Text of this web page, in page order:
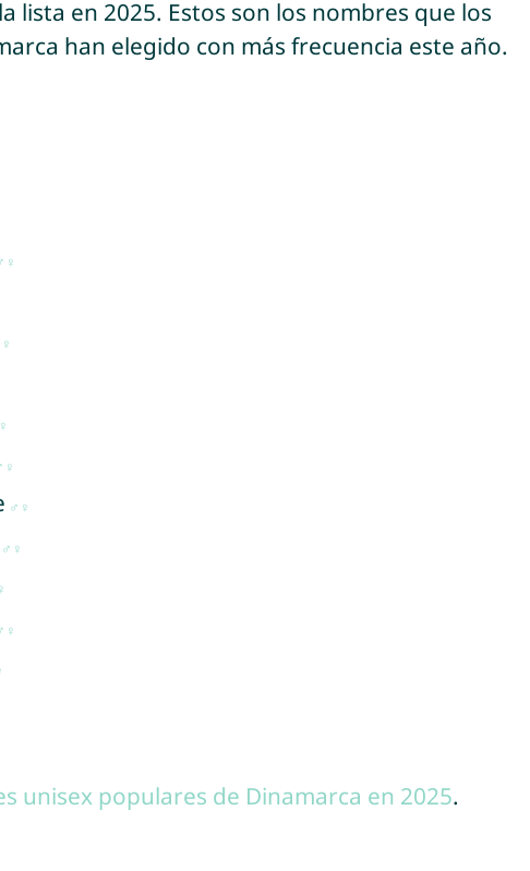
lista en 2025. Estos son los nombres que los
han elegido con más frecuencia este año.
unisex populares de Dinamarca en 2025.